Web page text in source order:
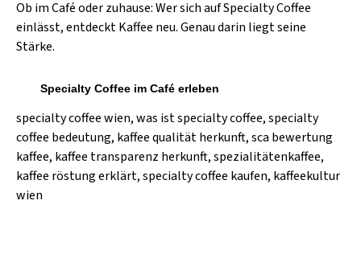
Ob im Café oder zuhause: Wer sich auf Specialty Coffee
einlässt, entdeckt Kaffee neu. Genau darin liegt seine
Stärke.
Specialty Coffee im Café erleben
specialty coffee wien, was ist specialty coffee, specialty
coffee bedeutung, kaffee qualität herkunft, sca bewertung
kaffee, kaffee transparenz herkunft, spezialitätenkaffee,
kaffee röstung erklärt, specialty coffee kaufen, kaffeekultur
wien